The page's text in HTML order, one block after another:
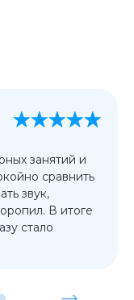
занятий и
сравнить
звук,
В итоге
стало